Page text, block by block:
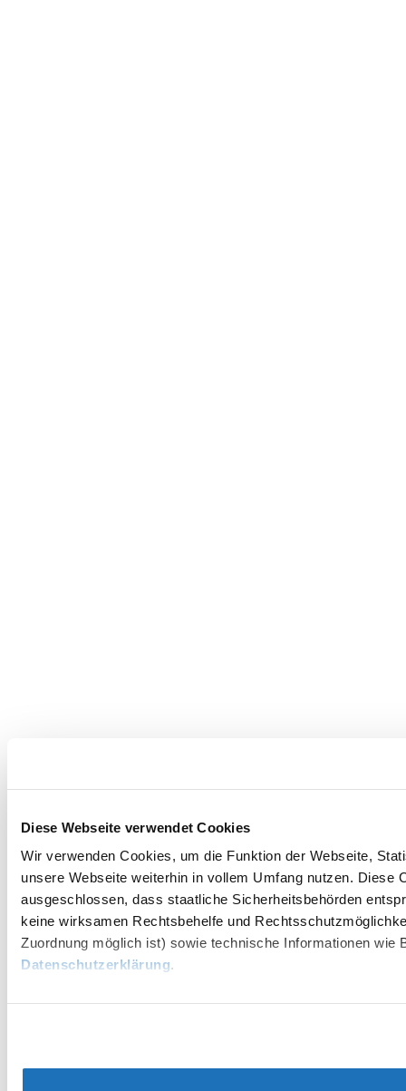
Diese Webseite verwendet Cookies
Wir verwenden Cookies, um die Funktion der Webseite,
unsere Webseite weiterhin in vollem Umfang nutzen.
ausgeschlossen, dass staatliche Sicherheitsbehörden
keine wirksamen Rechtsbehelfe und
Zuordnung möglich ist) sowie technische Informationen
Datenschutzerklärung.